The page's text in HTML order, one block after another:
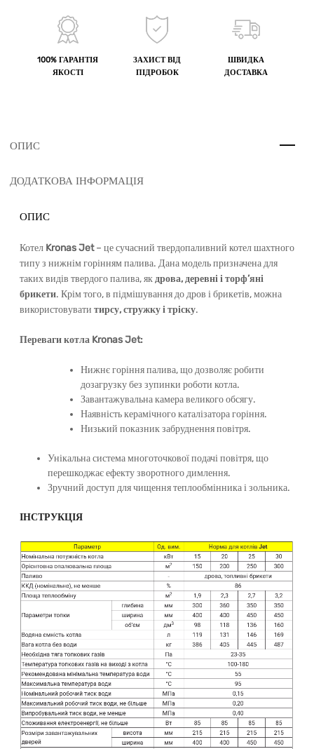
100% ГАРАНТІЯ
ЯКОСТІ
ЗАХИСТ ВІД
ПІДРОБОК
ШВИДКА
ДОСТАВКА
ОПИС
ДОДАТКОВА ІНФОРМАЦІЯ
ОПИС
Котел Kronas Jet– це сучасний твердопаливний котел шахтного
типу з нижнім горінням палива. Дана модель призначена для
таких видів твердого палива, якдрова, деревні і торф’яні
брикети. Крім того, в підмішування до дров і брикетів, можна
використовувати тирсу, стружку і тріску.
Переваги котла Kronas Jet:
Нижнє горіння палива, що дозволяє робити
дозагрузку без зупинки роботи котла.
Завантажувальна камера великого обсягу.
Наявність керамічного каталізатора горіння.
Низький показник забруднення повітря.
Унікальна система многоточкової подачі повітря, що
перешкоджає ефекту зворотного димлення.
Зручний доступ для чищення теплообмінника і зольника.
ІНСТРУКЦІЯ